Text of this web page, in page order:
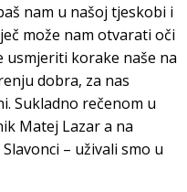
nam u našoj tjeskobi i
može nam otvarati oči
usmjeriti korake naše na
dobra, za nas
Sukladno rečenom u
Matej Lazar a na
– uživali smo u